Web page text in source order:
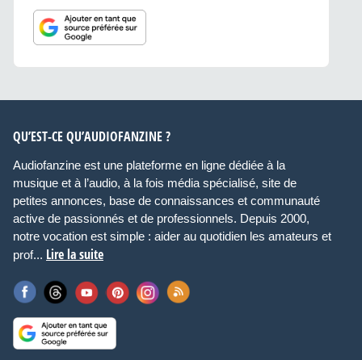
QU’EST-CE QU’AUDIOFANZINE ?
Audiofanzine est une plateforme en ligne dédiée à la
musique et à l’audio, à la fois média spécialisé, site de
petites annonces, base de connaissances et communauté
active de passionnés et de professionnels. Depuis 2000,
notre vocation est simple : aider au quotidien les amateurs et
prof... Lire la suite